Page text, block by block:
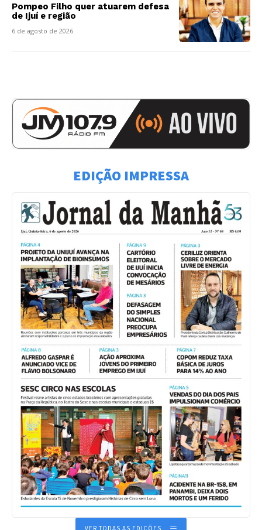
Pompeo Filho quer atuarem defesa
de Ijuí e região
6 de agosto de 2026
EDIÇÃO IMPRESSA
VER TODAS AS EDIÇÕES